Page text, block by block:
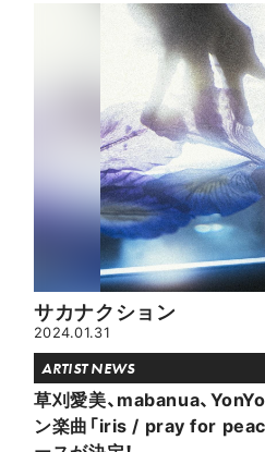
サカナクション
2024.01.31
ARTIST NEWS
草刈愛美、mabanua、
ン楽曲「iris / pray for